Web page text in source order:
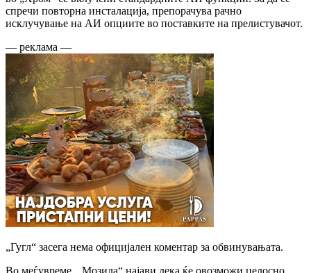
спречи повторна инсталација, препорачува рачно
исклучување на АИ опциите во поставките на прелистувачот.
— реклама —
„Гугл“ засега нема официјален коментар за обвинувањата.
Во меѓувреме, „Мозила“ најави дека ќе овозможи целосно